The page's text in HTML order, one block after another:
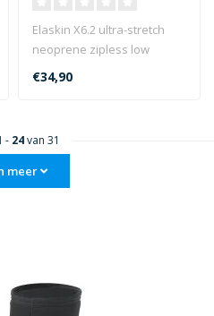
Elaskin X6.2 ultra-stretch
neoprene zipless low
booties in Eco-Friendly
Elaskin ..
€34,90
- 24van 31
meer